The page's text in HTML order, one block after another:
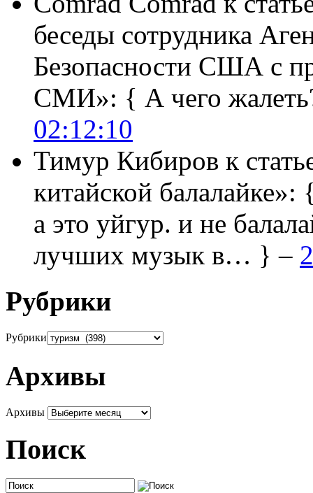
беседы сотрудника
Безопасности США с
СМИ»: { А чего
02:12:10
Тимур Кибиров к
китайской балалайке»:
а это уйгур. и не
лучших музык в… } –
Рубрики
Рубрики
Архивы
Архивы
Поиск